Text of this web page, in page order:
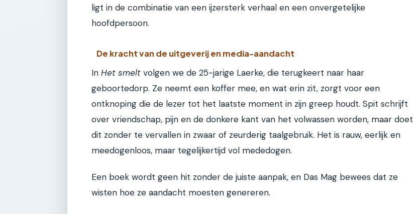
ligt in de combinatie van een ijzersterk verhaal en een onvergetelijke
hoofdpersoon.
De kracht van de uitgeverij en media-aandacht
In Het smelt volgen we de 25-jarige Laerke, die terugkeert naar haar
geboortedorp. Ze neemt een koffer mee, en wat erin zit, zorgt voor een
ontknoping die de lezer tot het laatste moment in zijn greep houdt. Spit schrijft
over vriendschap, pijn en de donkere kant van het volwassen worden, maar doet
dit zonder te vervallen in zwaar of zeurderig taalgebruik. Het is rauw, eerlijk en
meedogenloos, maar tegelijkertijd vol mededogen.
Een boek wordt geen hit zonder de juiste aanpak, en Das Mag bewees dat ze
wisten hoe ze aandacht moesten genereren.